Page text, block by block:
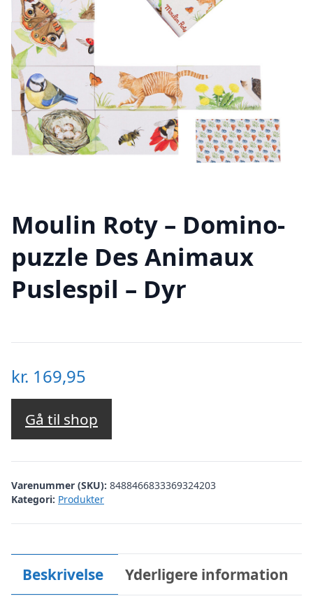
Moulin Roty – Domino-
puzzle Des Animaux
Puslespil – Dyr
kr. 169,95
Gå til shop
Varenummer (SKU): 8488466833369324203
Kategori: Produkter
Beskrivelse Yderligere information